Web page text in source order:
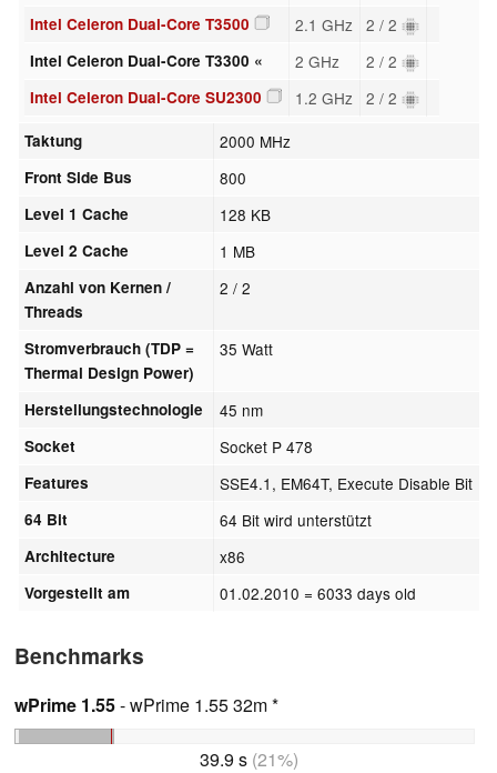
Intel Celeron Dual-Core T3500 2.1 GHz 2 / 2
Intel Celeron Dual-Core T3300 « 2 GHz 2 / 2
Intel Celeron Dual-Core SU2300 1.2 GHz 2 / 2
Taktung 2000 MHz
Front Side Bus 800
Level 1 Cache 128 KB
Level 2 Cache 1 MB
Anzahl von Kernen /
Threads
2 / 2
Stromverbrauch (TDP =
Thermal Design Power)
35 Watt
Herstellungstechnologie 45 nm
Socket Socket P 478
Features SSE4.1, EM64T, Execute Disable Bit
64 Bit 64 Bit wird unterstützt
Architecture x86
Vorgestellt am 01.02.2010 = 6033 days old
Benchmarks
wPrime 1.55- wPrime 1.55 32m *
39.9 s(21%)